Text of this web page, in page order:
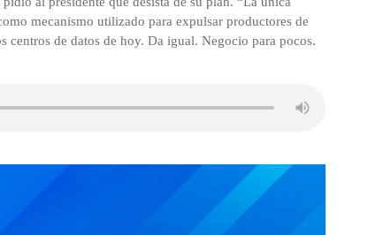
mecanismo utilizado para expulsar productores de
de datos de hoy. Da igual. Negocio para pocos.